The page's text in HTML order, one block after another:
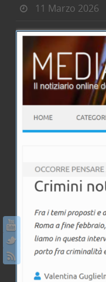
11 Marzo 2026